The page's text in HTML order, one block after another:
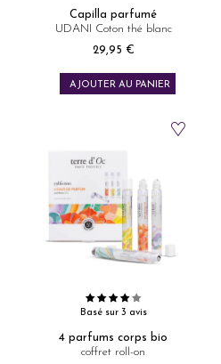
Capilla parfumé
UDANI Coton thé blanc
Prix
29,95 €
AJOUTER AU PANIER
Basé sur 3 avis
4 parfums corps bio
coffret roll-on